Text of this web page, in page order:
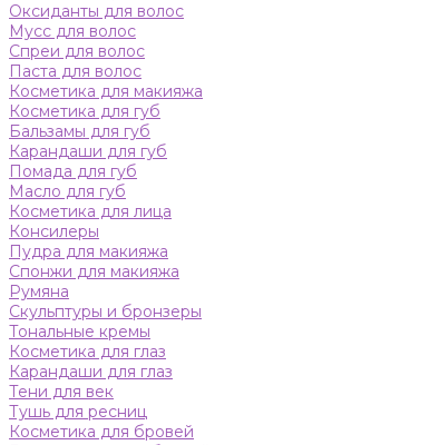
Оксиданты для волос
Мусс для волос
Спреи для волос
Паста для волос
Косметика для макияжа
Косметика для губ
Бальзамы для губ
Карандаши для губ
Помада для губ
Масло для губ
Косметика для лица
Консилеры
Пудра для макияжа
Спонжи для макияжа
Румяна
Скульптуры и бронзеры
Тональные кремы
Косметика для глаз
Карандаши для глаз
Тени для век
Тушь для ресниц
Косметика для бровей